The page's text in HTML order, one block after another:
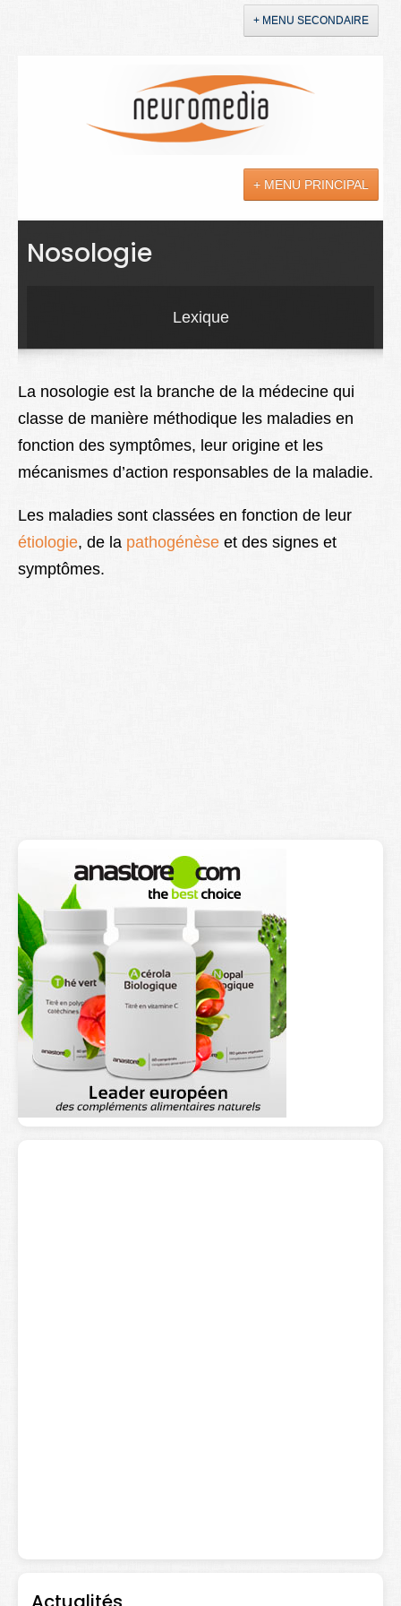
+ MENU SECONDAIRE
+ MENU PRINCIPAL
Actualités
Soins
Droit
Lexique
Better Health
Nosologie
Lexique
La nosologie est la branche de la médecine qui
classe de manière méthodique les maladies en
fonction des symptômes, leur origine et les
mécanismes d’action responsables de la maladie.
Les maladies sont classées en fonction de leur
étiologie, de la pathogénèse et des signes et
symptômes.